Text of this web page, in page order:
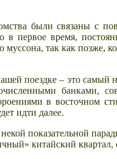
были связаны с
первое время,
муссона, так как позже,
поездке – это самый
банками,
в восточном
идти далее.
показательной
китайский квартал,